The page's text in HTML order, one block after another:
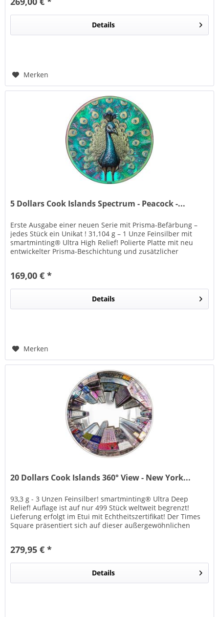
Details
Merken
5 Dollars Cook Islands Spectrum - Peacock -...
Erste Ausgabe einer neuen Serie mit Prisma-Befärbung –
jedes Stück ein Unikat ! 31,104 g – 1 Unze Feinsilber mit
smartminting® Ultra High Relief! Polierte Platte mit neu
entwickelter Prisma-Beschichtung und zusätzlicher
169,00 € *
Details
Merken
20 Dollars Cook Islands 360° View - New York...
93,3 g - 3 Unzen Feinsilber! smartminting® Ultra Deep
Relief! Auflage ist auf nur 499 Stück weltweit begrenzt!
Lieferung erfolgt im Etui mit Echtheitszertifikat! Der Times
Square präsentiert sich auf dieser außergewöhnlichen
279,95 € *
Details